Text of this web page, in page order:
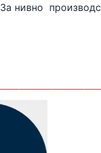
За нивно